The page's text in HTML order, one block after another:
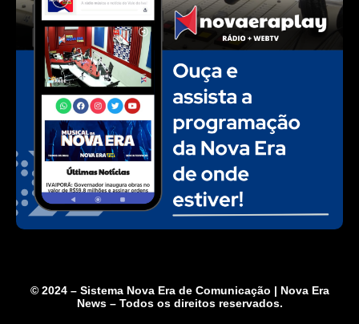
© 2024 – Sistema Nova Era de Comunicação | Nova Era
News – Todos os direitos reservados.